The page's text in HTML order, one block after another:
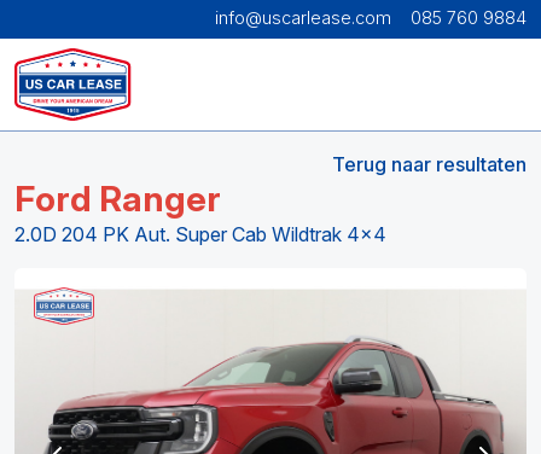
info@uscarlease.com 085 760 9884
Terug naar resultaten
Ford Ranger
2.0D 204 PK Aut. Super Cab Wildtrak 4x4